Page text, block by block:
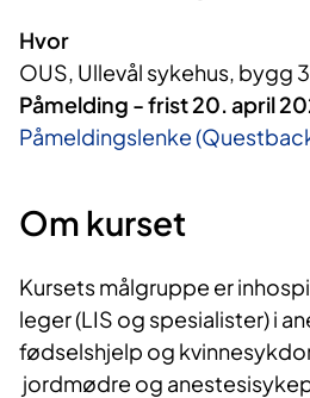
Hvor
OUS, Ullevål sykehus, bygg
Påmelding - frist 20. april
Påmeldingslenke
Om kurset
Kursets målgruppe er
leger (LIS og spesialister) i
fødselshjelp og
jordmødre og